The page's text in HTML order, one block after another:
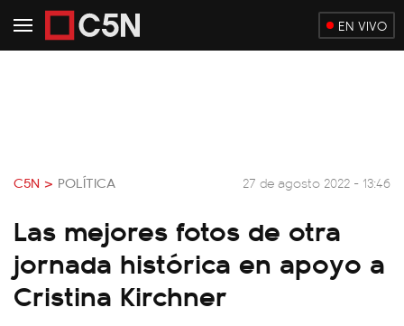
EN VIVO
C5N > POLÍTICA 27 de agosto 2022 - 13:46
Las mejores fotos de otra
jornada histórica en apoyo a
Cristina Kirchner